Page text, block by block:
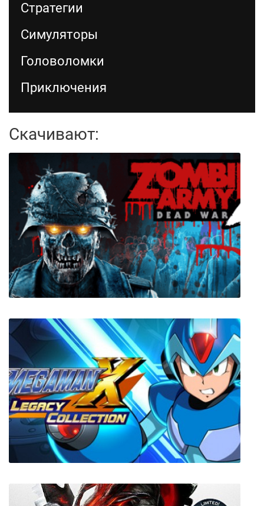
Стратегии
Симуляторы
Головоломки
Приключения
Скачивают:
Zombie Army 4: Dead War